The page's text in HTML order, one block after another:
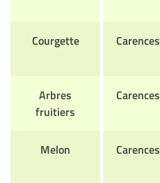
Courgette Carences
Arbres
fruitiers
Carences
Melon Carences